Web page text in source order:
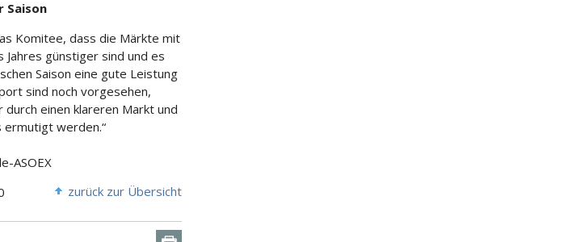
Saison
Komitee, dass die Märkte mit
Jahres günstiger sind und es
Saison eine gute Leistung
sind noch vorgesehen,
einen klareren Markt und
ermutigt werden.“
ASOEX
zurück zur Übersicht